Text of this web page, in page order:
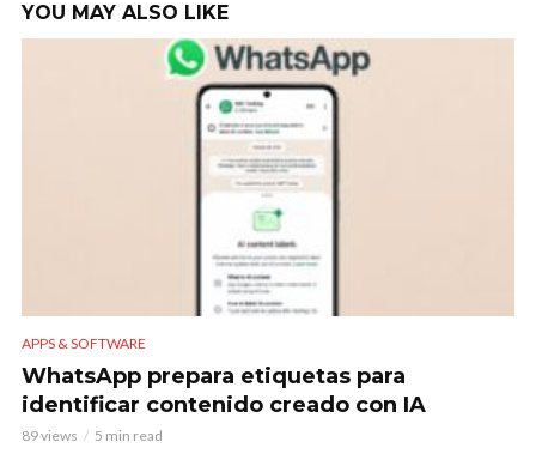
YOU MAY ALSO LIKE
APPS & SOFTWARE
WhatsApp prepara etiquetas para
identificar contenido creado con IA
89 views 5 min read